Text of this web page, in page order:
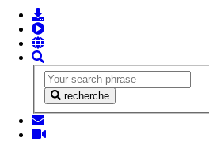
recherche